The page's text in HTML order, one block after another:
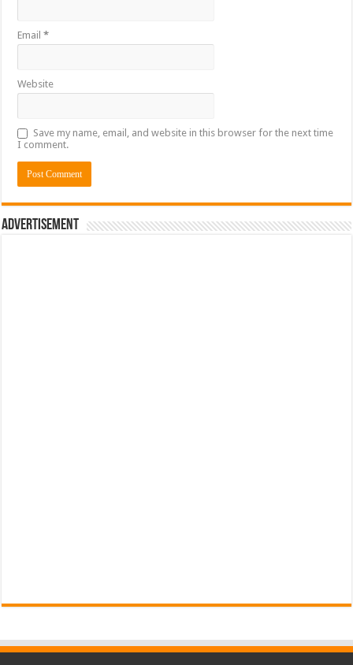
Email*
Website
Save my name, email, and website in this browser for the next time
I comment.
Advertisement